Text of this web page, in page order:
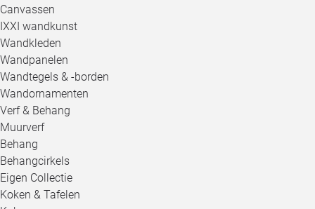
Canvassen
IXXI wandkunst
Wandkleden
Wandpanelen
Wandtegels & -borden
Wandornamenten
Verf & Behang
Muurverf
Behang
Behangcirkels
Eigen Collectie
Koken & Tafelen